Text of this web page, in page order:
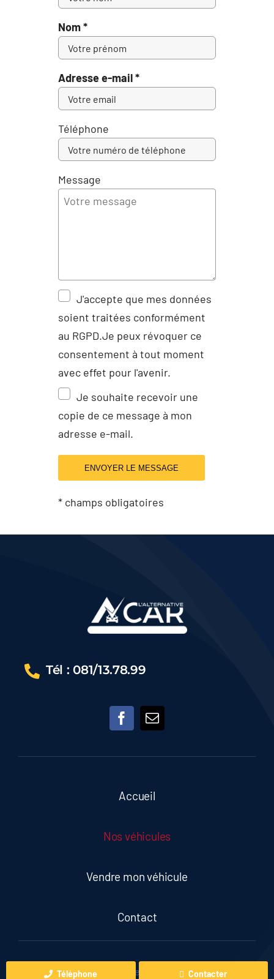
Téléphone Contacter
Nom *
Adresse e-mail *
Téléphone
Message
J'accepte que mes données
soient traitées conformément
au RGPD.Je peux révoquer ce
consentement à tout moment
avec effet pour l'avenir.
Je souhaite recevoir une
copie de ce message à mon
adresse e-mail.
ENVOYER LE MESSAGE
* champs obligatoires
Tél : 081/13.78.99
Accueil
Nos véhicules
Vendre mon véhicule
Contact
© 2023 - 2026L'Alternative Car • All Rights Reserved.